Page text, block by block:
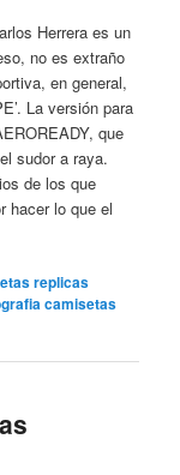
Herrera es un
no es extraño
en general,
La versión para
que
sudor a raya.
de los que
hacer lo que el
replicas
camisetas